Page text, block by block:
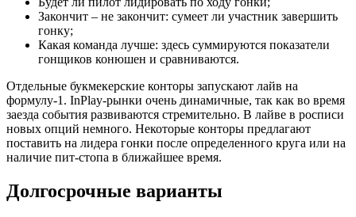
Закончит – не закончит: сумеет ли участник завершить
гонку;
Какая команда лучше: здесь суммируются показатели
гонщиков конюшен и сравниваются.
Отдельные букмекерские конторы запускают лайв на
формулу-1. InPlay-рынки очень динамичные, так как во время
заезда события развиваются стремительно. В лайве в росписи
новых опций немного. Некоторые конторы предлагают
поставить на лидера гонки после определенного круга или на
наличие пит-стопа в ближайшее время.
Долгосрочные варианты